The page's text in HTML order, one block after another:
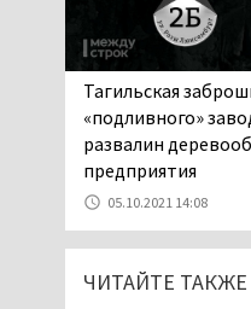
«Упырь»
под
05.08.2026 17:05
рыбы в
области
Тагильская
«подливного»
развалин
предприятия
05.10.2021 14:08
ЧИТАЙТЕ ТАКЖЕ